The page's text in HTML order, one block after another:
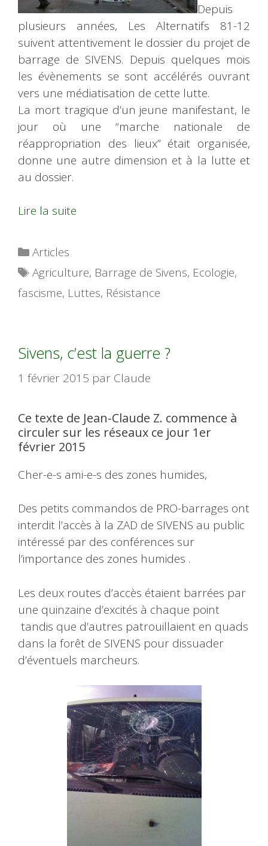
Depuis
plusieurs années, Les Alternatifs 81-12
suivent attentivement le dossier du projet de
barrage de SIVENS. Depuis quelques mois
les évènements se sont accélérés ouvrant
vers une médiatisation de cette lutte.
La mort tragique d’un jeune manifestant, le
jour où une “marche nationale de
réappropriation des lieux” était organisée,
donne une autre dimension et à la lutte et
au dossier.
Lire la suite
Catégories
Articles
Étiquettes
Agriculture, Barrage de Sivens, Ecologie,
fascisme, Luttes, Résistance
Sivens, c’est la guerre ?
1 février 2015 par Claude
Ce texte de Jean-Claude Z. commence à
circuler sur les réseaux ce jour 1er
février 2015
Cher-e-s ami-e-s des zones humides,
Des petits commandos de PRO-barrages ont
interdit l’accès à la ZAD de SIVENS au public
intéressé par des conférences sur
l’importance des zones humides .
Les deux routes d’accès étaient barrées par
une quinzaine d’excités à chaque point
tandis que d’autres patrouillaient en quads
dans la forêt de SIVENS pour dissuader
d’éventuels marcheurs.